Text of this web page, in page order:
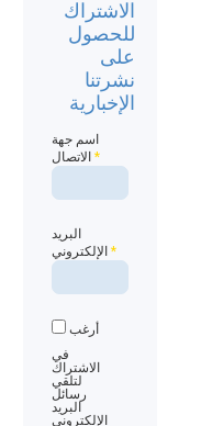
الاشتراك
للحصول
على
نشرتنا
الإخبارية
اسم جهة
الاتصال*
البريد
الإلكتروني*
أرغب
في
الاشتراك
لتلقي
رسائل
البريد
الإلكتروني